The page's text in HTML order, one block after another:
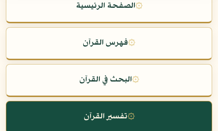
۞الصفحة الرئيسية
۞فهرس القرآن
۞البحث في القرآن
۞تفسير القرآن